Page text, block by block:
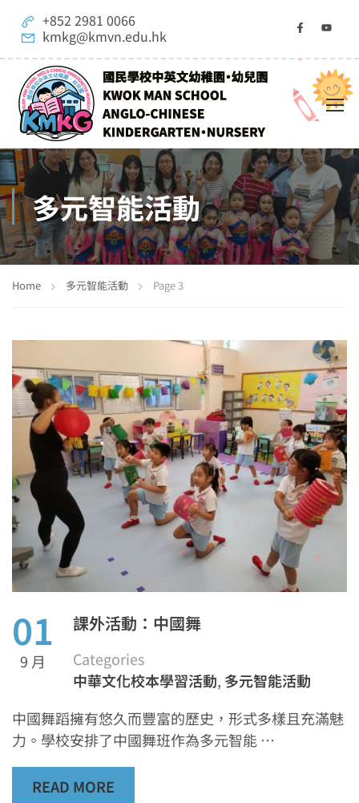
+852 2981 0066
kmkg@kmvn.edu.hk
多元智能活動
Home 多元智能活動 Page 3
01
9 月
課外活動：中國舞
Categories
中華文化校本學習活動, 多元智能活動
中國舞蹈擁有悠久而豐富的歷史，形式多樣且充滿魅
力。學校安排了中國舞班作為多元智能 …
READ MORE